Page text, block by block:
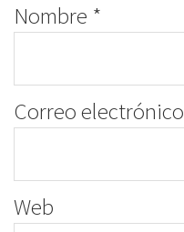
Nombre *
Correo electrónico
Web